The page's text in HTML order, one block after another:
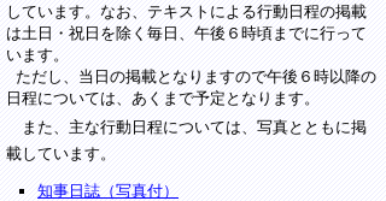
しています。なお、テキストによる行動日程の掲載
は土日・祝日を除く毎日、午後６時頃までに行って
います。
ただし、当日の掲載となりますので午後６時以降の
日程については、あくまで予定となります。
また、主な行動日程については、写真とともに掲
載しています。
知事日誌（写真付）